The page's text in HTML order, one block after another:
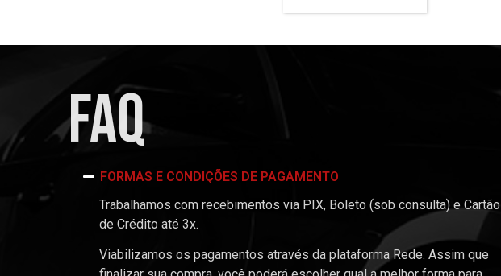
FAQ
FORMAS E CONDIÇÕES DE PAGAMENTO
Trabalhamos com recebimentos via PIX, Boleto (sob consulta) e Cartão
de Crédito até 3x.
Viabilizamos os pagamentos através da plataforma Rede. Assim que